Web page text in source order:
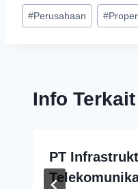
#Perusahaan #
Info Terkait
PT